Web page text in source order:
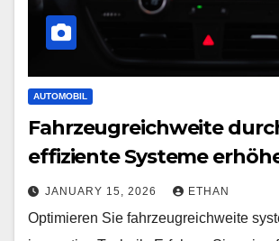
AUTOMOBIL
Fahrzeugreichweite
effiziente Systeme
JANUARY 15, 2026 ETHAN
Optimieren Sie fahrzeugreichweite